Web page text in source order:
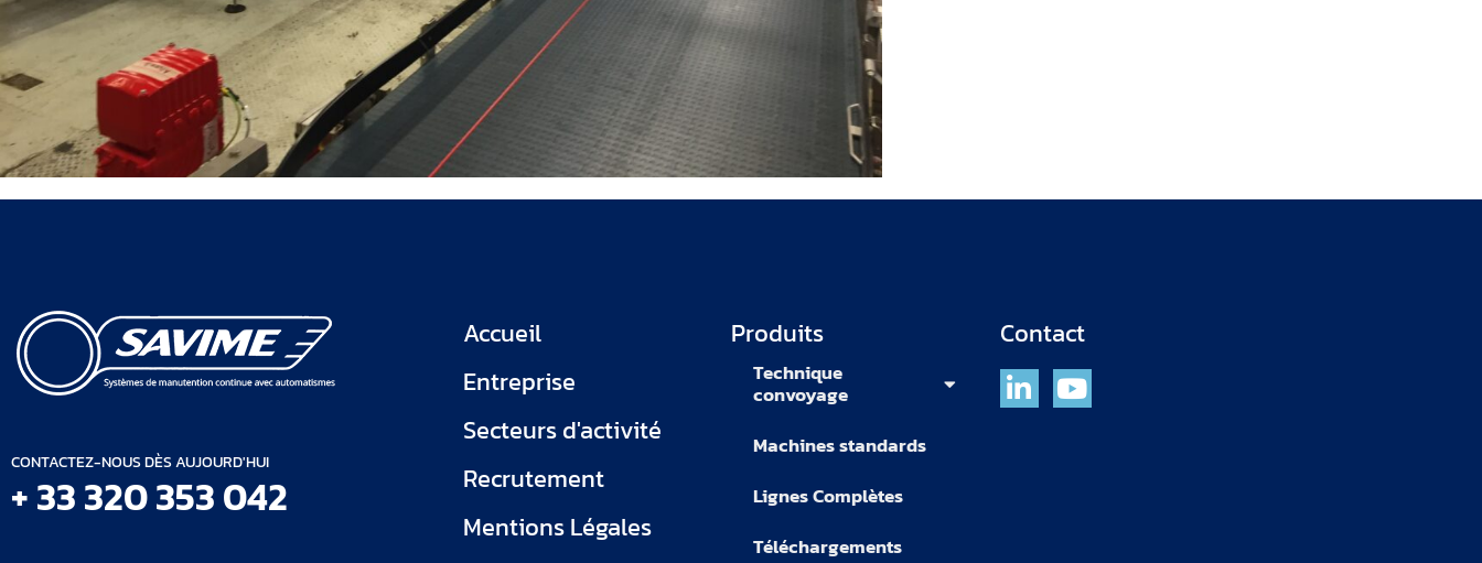
CONTACTEZ-NOUS DÈS AUJOURD'HUI
+ 33 320 353 042
Accueil
Entreprise
Secteurs d'activité
Recrutement
Mentions Légales
Produits
Technique
convoyage
Machines standards
Lignes Complètes
Téléchargements
Contact